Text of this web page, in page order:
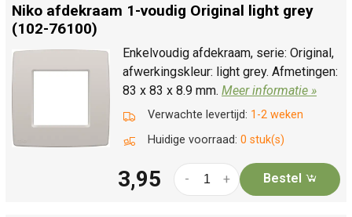
Niko afdekraam 1-voudig Original light grey
(102-76100)
Enkelvoudig afdekraam, serie: Original,
afwerkingskleur: light grey. Afmetingen:
83 x 83 x 8.9 mm. Meer informatie »
Verwachte levertijd: 1-2 weken
Huidige voorraad: 0 stuk(s)
3,95 +
- Bestel